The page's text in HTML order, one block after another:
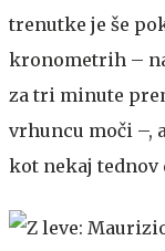
trenutke je še
kronometrih –
za tri minute
vrhuncu moči –,
kot nekaj tednov